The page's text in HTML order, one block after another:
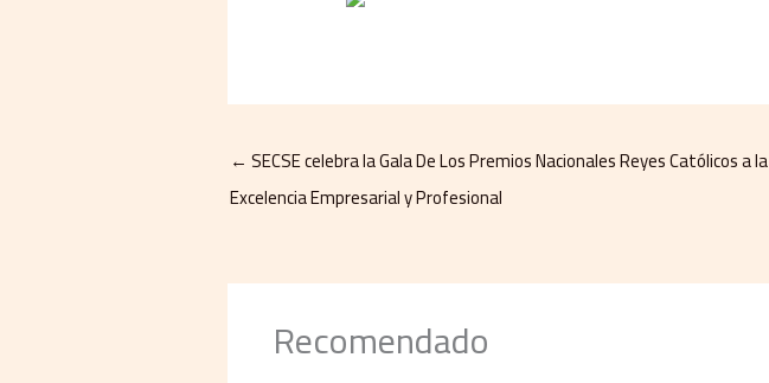
← SECSE celebra la Gala De Los Premios Nacionales Reyes Católicos a la
Excelencia Empresarial y Profesional
Recomendado